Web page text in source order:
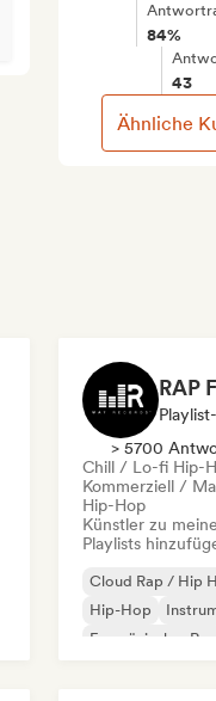
84%
43
Ähnliche
> 5700
Chill / Lo-fi Hip-
Kommerziell /
Hip-Hop
Künstler zu
Playlists
Cloud Rap / Hip
Hip-Hop
Französischer Rap